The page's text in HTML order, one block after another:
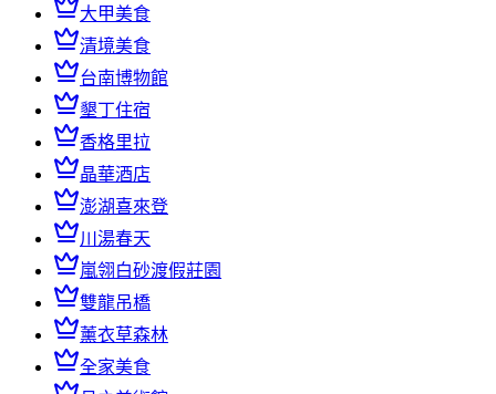
大甲美食
清境美食
台南博物館
墾丁住宿
香格里拉
晶華酒店
澎湖喜來登
川湯春天
嵐翎白砂渡假莊園
雙龍吊橋
薰衣草森林
全家美食